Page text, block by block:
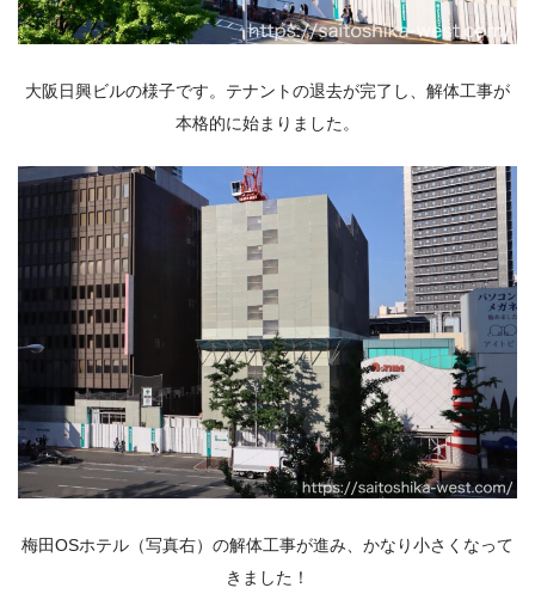
大阪日興ビルの様子です。テナントの退去が完了し、解体工事が
本格的に始まりました。
梅田OSホテル（写真右）の解体工事が進み、かなり小さくなって
きました！